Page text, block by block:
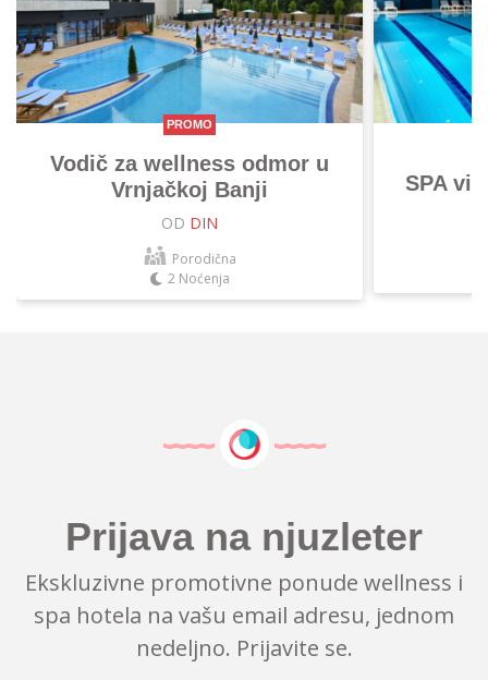
PROMO
Vodič za wellness odmor u
Vrnjačkoj Banji
OD DIN
Porodična
2 Noćenja
SPA
Prijava na njuzleter
Ekskluzivne promotivne ponude wellness i
spa hotela na vašu email adresu, jednom
nedeljno. Prijavite se.